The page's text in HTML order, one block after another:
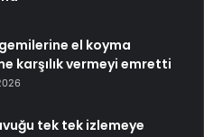
el koyma
karşılık vermeyi emretti
tek tek izlemeye